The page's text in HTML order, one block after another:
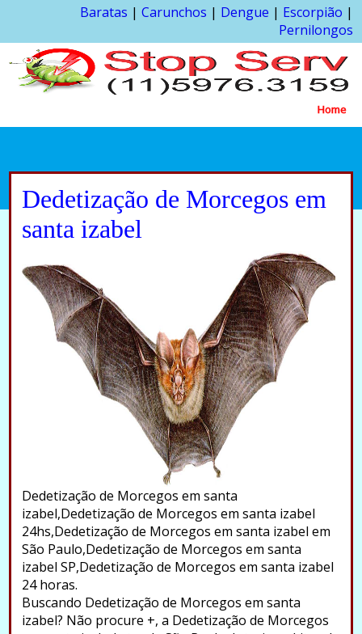
Baratas | Carunchos | Dengue | Escorpião |
Pernilongos
Home
Dedetização de Morcegos em
santa izabel
Dedetização de Morcegos em santa
izabel,Dedetização de Morcegos em santa izabel
24hs,Dedetização de Morcegos em santa izabel em
São Paulo,Dedetização de Morcegos em santa
izabel SP,Dedetização de Morcegos em santa izabel
24 horas.
Buscando Dedetização de Morcegos em santa
izabel? Não procure +, a Dedetização de Morcegos